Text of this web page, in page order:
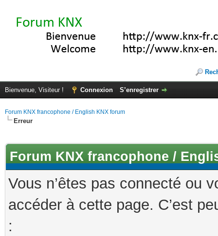
Bienvenue, Visiteur ! Connexion S’enregistrer
Forum KNX francophone / English KNX forum
Erreur
Forum KNX francophone /
Vous n’êtes pas connecté ou
accéder à cette page. C’est
: